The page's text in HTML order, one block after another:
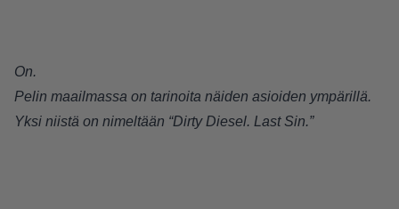
On.
Pelin maailmassa on tarinoita näiden asioiden ympärillä.
Yksi niistä on nimeltään “Dirty Diesel. Last Sin.”